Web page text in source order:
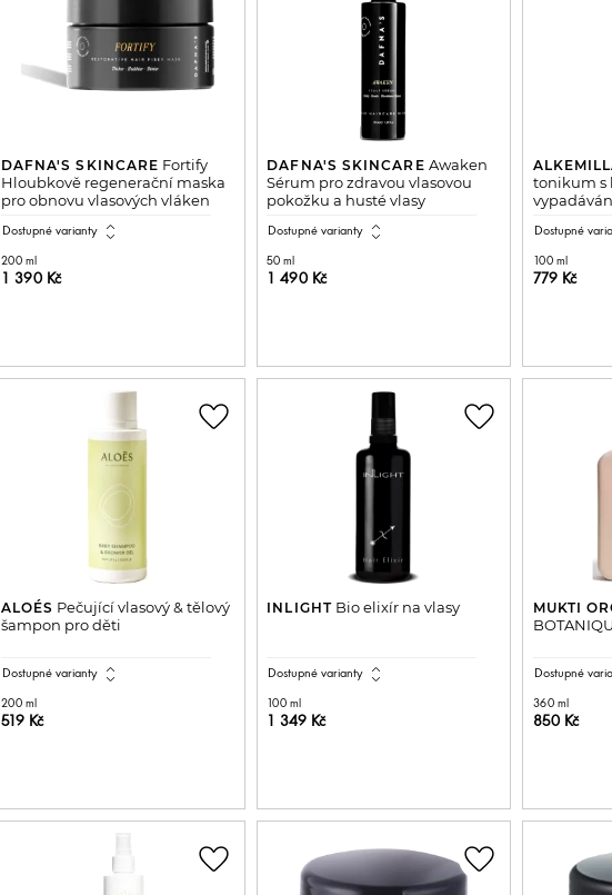
DAFNA'S SKINCARE Fortify
Hloubkově regenerační maska
pro obnovu vlasových vláken
Dostupné varianty expand_all
200 ml
1 390 Kč
DAFNA'S SKINCARE Awaken
Sérum pro zdravou vlasovou
pokožku a husté vlasy
Dostupné varianty expand_all
50 ml
1 490 Kč
tonikum s
Dostupné
100 ml
779 Kč
ALOÉS Pečující vlasový & tělový
šampon pro děti
Dostupné varianty expand_all
200 ml
519 Kč
favorite_border
INLIGHTBio elixír na vlasy
Dostupné varianty expand_all
100 ml
1 349 Kč
favorite_border
MUKTI
Dostupné
360 ml
850 Kč
favorite_border favorite_border